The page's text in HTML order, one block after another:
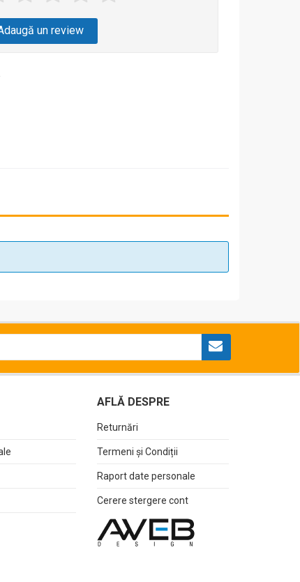
un review
AFLĂ DESPRE
Returnări
Termeni și Condiții
Raport date personale
Cerere stergere cont